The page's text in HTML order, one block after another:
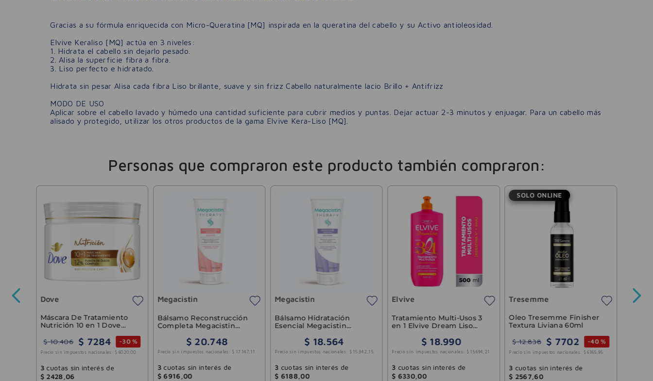
Gracias a su fórmula enriquecida con Micro-Queratina [MQ] inspirada en la queratina del cabello y su Activo antioleosidad.
Elvive Keraliso [MQ] actúa en 3 niveles:
1. Hidrata el cabello sin dejarlo pesado.
2. Alisa la superficie fibra a fibra.
3. Liso perfecto e hidratado.
Hidrata sin pesar Alisa cada fibra Liso brillante, suave y sin frizz Cabello naturalmente lacio Brillo + Antifrizz
MODO DE USO
Aplicar sobre el cabello lavado y húmedo una cantidad suficiente para cubrir medios y puntas. Dejar actuar 2-3 minutos y enjuagar. Para un cabello más
alisado y protegido, utilizar los otros productos de la gama Elvive Kera-Liso [MQ].
Personas que compraron este producto también compraron:
35 % Dove
Máscara De Tratamiento
Nutrición 10 en 1 Dove
$ 10.406 $ 7284 -30 %
Precio sin impuestos nacionales: $ 6020 ,00
3 cuotas sin interés de
$ 2428 ,06
Megacistin
Bálsamo Reconstrucción
Completa Megacistin
$ 20.748
Precio sin impuestos nacionales: $ 17 .147, 11
3 cuotas sin interés de
$ 6916 ,00
Megacistin
Bálsamo Hidratación
Esencial Megacistin
$ 18.564
Precio sin impuestos nacionales: $ 15 .342 , 15
3 cuotas sin interés de
$ 6188 ,00
Elvive
Tratamiento Multi-Usos 3
en 1 Elvive Dream Liso
$ 18.990
Precio sin impuestos nacionales: $ 15.694, 21
3 cuotas sin interés de
$ 6330,00
SOLO ONLINE
Tresemme
Oleo Tresemme Finisher
Textura Liviana 60ml
$ 12.838 $ 7702 -40 %
Precio sin impuestos nacionales: $ 6365 ,95
3 cuotas sin interés de
$ 2567,60